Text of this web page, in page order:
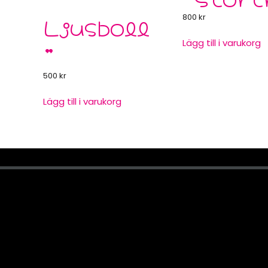
Ljusboll
”
500 kr
Lägg till i varukorg
800 kr
Lägg till i varukorg